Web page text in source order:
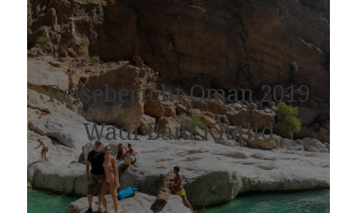
Reise­bericht ­Oman 2019
Wadi Bani ­Khalid